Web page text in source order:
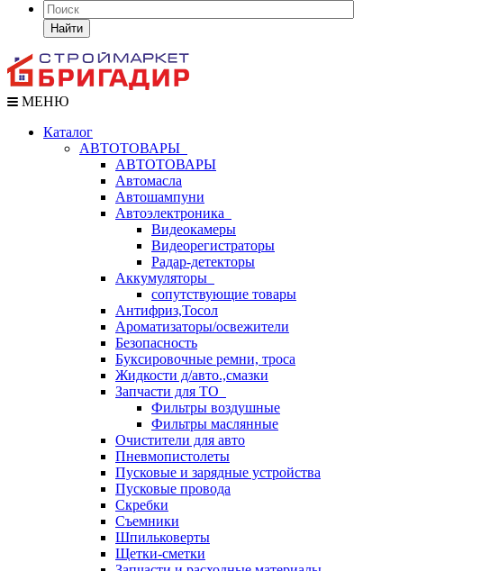
Найти
МЕНЮ
Каталог
АВТОТОВАРЫ
АВТОТОВАРЫ
Автомасла
Автошампуни
Автоэлектроника
Видеокамеры
Видеорегистраторы
Радар-детекторы
Аккумуляторы
сопутствующие товары
Антифриз,Тосол
Ароматизаторы/освежители
Безопасность
Буксировочные ремни, троса
Жидкости д/авто.,смазки
Запчасти для ТО
Фильтры воздушные
Фильтры маслянные
Очистители для авто
Пневмопистолеты
Пусковые и зарядные устройства
Пусковые провода
Скребки
Съемники
Шпильковерты
Щетки-сметки